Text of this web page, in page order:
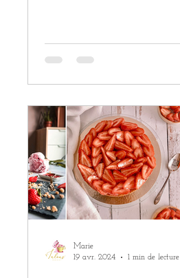
Marie
19 avr. 2024
1 min de lecture